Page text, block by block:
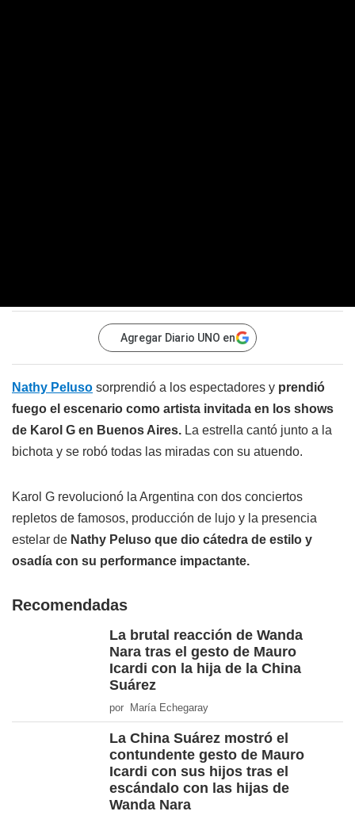
Agregar Diario UNO en
Nathy Peluso sorprendió a los espectadores y prendió
fuego el escenario como artista invitada en los shows
de Karol G en Buenos Aires. La estrella cantó junto a la
bichota y se robó todas las miradas con su atuendo.
Karol G revolucionó la Argentina con dos conciertos
repletos de famosos, producción de lujo y la presencia
estelar de Nathy Peluso que dio cátedra de estilo y
osadía con su performance impactante.
Recomendadas
La brutal reacción de Wanda
Nara tras el gesto de Mauro
Icardi con la hija de la China
Suárez
por María Echegaray
La China Suárez mostró el
contundente gesto de Mauro
Icardi con sus hijos tras el
escándalo con las hijas de
Wanda Nara